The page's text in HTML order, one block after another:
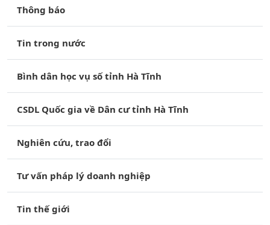
Thông báo
Tin trong nước
Bình dân học vụ số tỉnh Hà Tĩnh
CSDL Quốc gia về Dân cư tỉnh Hà Tĩnh
Nghiên cứu, trao đổi
Tư vấn pháp lý doanh nghiệp
Tin thế giới